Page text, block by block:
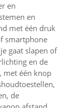
en
en
met één druk
smartphone
gaat slapen of
en de
met één knop
de